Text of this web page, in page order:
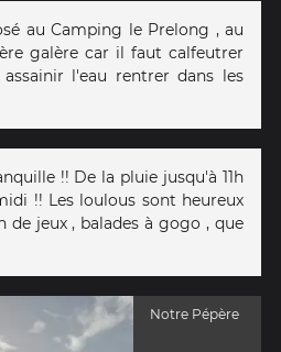
au Camping le Prelong , au
galère car il faut calfeutrer
l'eau rentrer dans les
!! De la pluie jusqu'à 11h
!! Les loulous sont heureux
de jeux , balades à gogo , que
Notre Pépère